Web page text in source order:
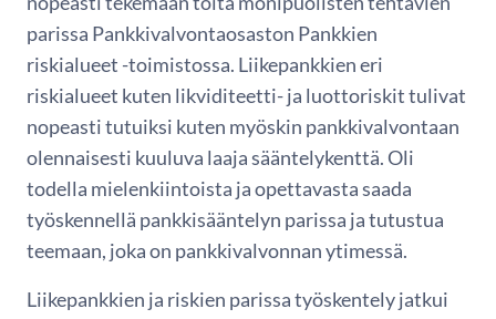
parissa Pankkivalvontaosaston Pankkien
riskialueet -toimistossa. Liikepankkien eri
riskialueet kuten likviditeetti- ja luottoriskit tulivat
nopeasti tutuiksi kuten myöskin pankkivalvontaan
olennaisesti kuuluva laaja sääntelykenttä. Oli
todella mielenkiintoista ja opettavasta saada
työskennellä pankkisääntelyn parissa ja tutustua
teemaan, joka on pankkivalvonnan ytimessä.
Liikepankkien ja riskien parissa työskentely jatkui